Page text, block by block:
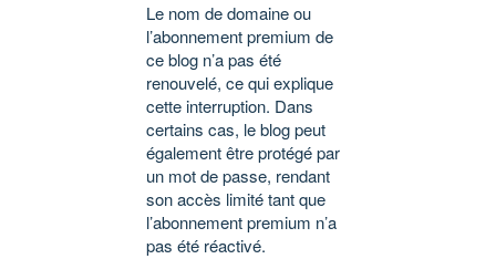
Le nom de domaine ou
l’abonnement premium de
ce blog n’a pas été
renouvelé, ce qui explique
cette interruption. Dans
certains cas, le blog peut
également être protégé par
un mot de passe, rendant
son accès limité tant que
l’abonnement premium n’a
pas été réactivé.